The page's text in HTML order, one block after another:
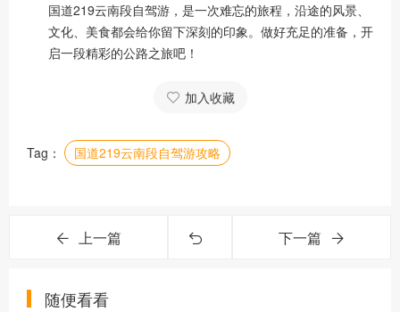
国道219云南段自驾游，是一次难忘的旅程，沿途的风景、
文化、美食都会给你留下深刻的印象。做好充足的准备，开
启一段精彩的公路之旅吧！
加入收藏
Tag： 国道219云南段自驾游攻略
上一篇 下一篇
随便看看